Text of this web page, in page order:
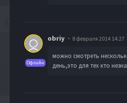
Офлайн
obriy 8 февраля 2014 14:27
можно смотреть
день,это для тех кто